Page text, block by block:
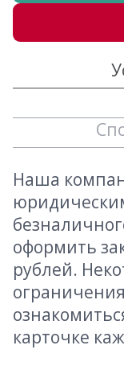
Наша
оформить
рублей.
карточке